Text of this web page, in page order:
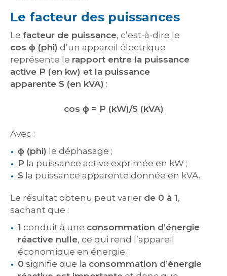
Le facteur des puissances
Le facteur de puissance, c’est-à-dire le
cos ϕ (phi) d’un appareil électrique
représente le rapport entre la puissance
active P (en kw) et la puissance
apparente S (en kVA) :
cos ϕ = P (kW)/S (kVA)
Avec :
ϕ (phi) le déphasage ;
P la puissance active exprimée en kW ;
S la puissance apparente donnée en kVA.
Le résultat obtenu peut varier de 0 à 1,
sachant que :
1 conduit à une consommation d’énergie
réactive nulle, ce qui rend l’appareil
économique en énergie ;
0 signifie que la consommation d’énergie